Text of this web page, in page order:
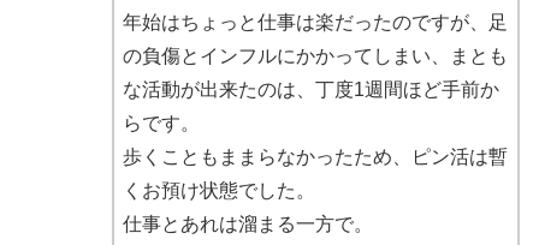
年始はちょっと仕事は楽だったのですが、足
の負傷とインフルにかかってしまい、まとも
な活動が出来たのは、丁度1週間ほど手前か
らです。
歩くこともままらなかったため、ピン活は暫
くお預け状態でした。
仕事とあれは溜まる一方で。